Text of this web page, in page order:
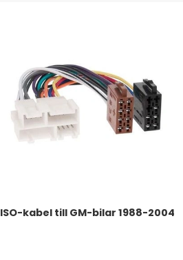
ISO-kabel till GM-bilar 1988-2004